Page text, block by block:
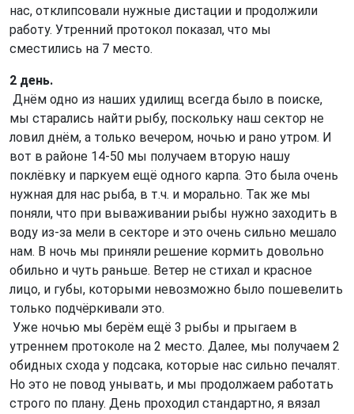
нас, отклипсовали нужные дистации и продолжили
работу. Утренний протокол показал, что мы
сместились на 7 место.
2 день.
Днём одно из наших удилищ всегда было в поиске,
мы старались найти рыбу, поскольку наш сектор не
ловил днём, а только вечером, ночью и рано утром. И
вот в районе 14-50 мы получаем вторую нашу
поклёвку и паркуем ещё одного карпа. Это была очень
нужная для нас рыба, в т.ч. и морально. Так же мы
поняли, что при вываживании рыбы нужно заходить в
воду из-за мели в секторе и это очень сильно мешало
нам. В ночь мы приняли решение кормить довольно
обильно и чуть раньше. Ветер не стихал и красное
лицо, и губы, которыми невозможно было пошевелить
только подчёркивали это.
Уже ночью мы берём ещё 3 рыбы и прыгаем в
утреннем протоколе на 2 место. Далее, мы получаем 2
обидных схода у подсака, которые нас сильно печалят.
Но это не повод унывать, и мы продолжаем работать
строго по плану. День проходил стандартно, я вязал